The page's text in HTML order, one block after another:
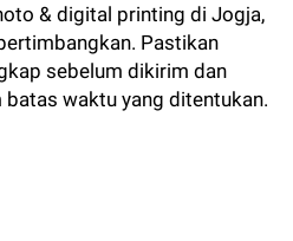
& digital printing di Jogja,
Pastikan
sebelum dikirim dan
batas waktu yang ditentukan.